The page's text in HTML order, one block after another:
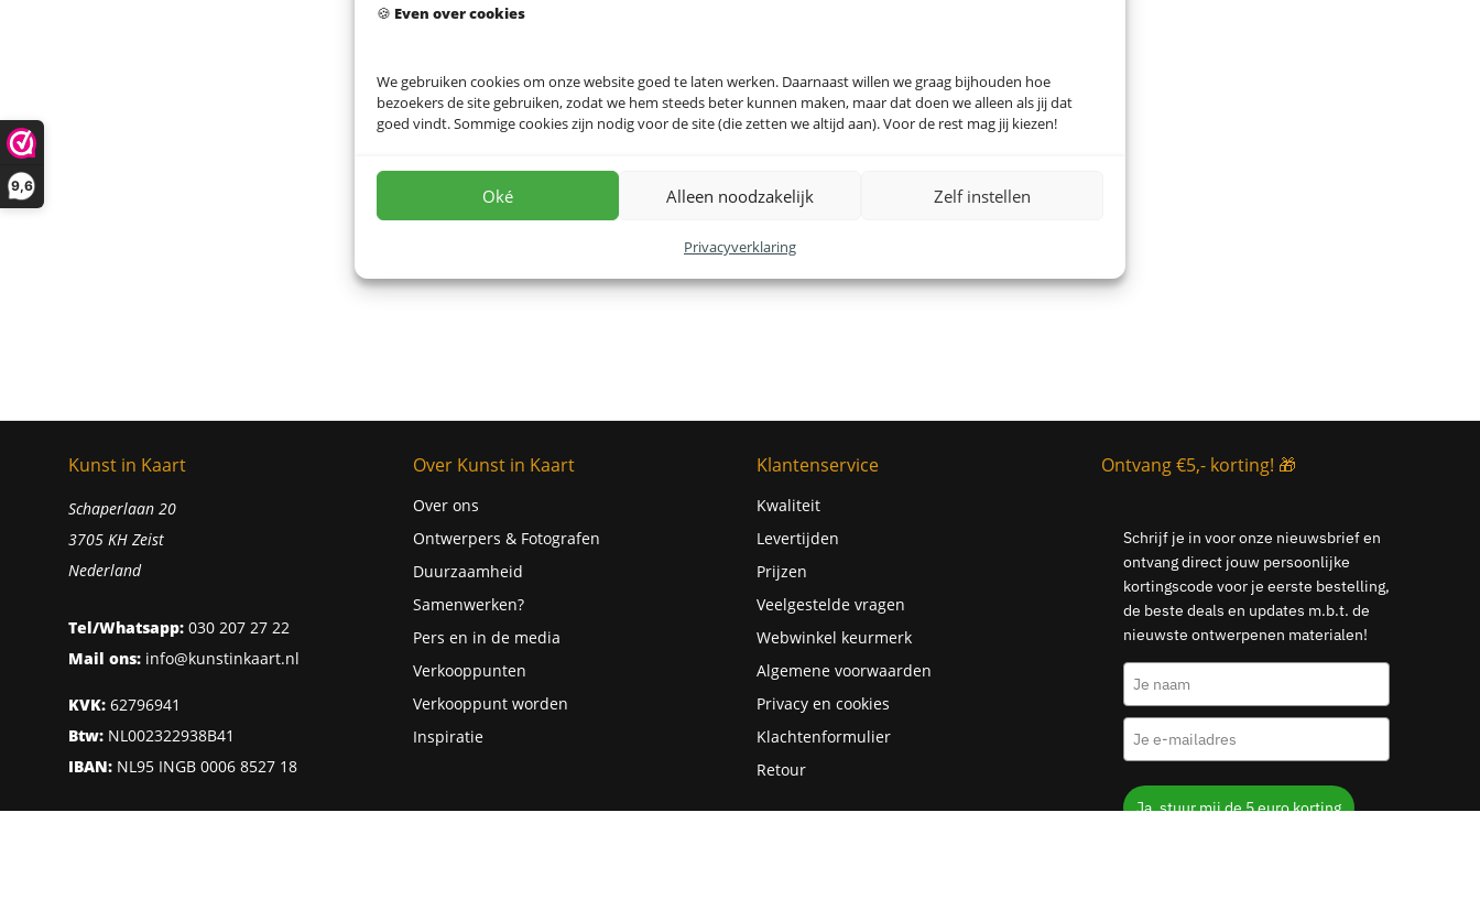
9,6
🍪 Even over cookies
We gebruiken cookies om onze website goed te laten werken. Daarnaast willen we graag bijhouden hoe
bezoekers de site gebruiken, zodat we hem steeds beter kunnen maken, maar dat doen we alleen als jij dat
goed vindt. Sommige cookies zijn nodig voor de site (die zetten we altijd aan). Voor de rest mag jij kiezen!
Oké Alleen noodzakelijk Zelf instellen
Privacyverklaring
Kunst in Kaart
Schaperlaan 20
3705 KH Zeist
Nederland
Tel/Whatsapp: 030 207 27 22
Mail ons: info@kunstinkaart.nl
KVK: 62796941
Btw: NL002322938B41
IBAN: NL95 INGB 0006 8527 18
Over Kunst in Kaart
Over ons
Ontwerpers & Fotografen
Duurzaamheid
Samenwerken?
Pers en in de media
Verkooppunten
Verkooppunt worden
Inspiratie
Klantenservice
Kwaliteit
Levertijden
Prijzen
Veelgestelde vragen
Webwinkel keurmerk
Algemene voorwaarden
Privacy en cookies
Klachtenformulier
Retour
Ontvang €5,- korting! 🎁
Schrijf je in voor onze nieuwsbrief en
ontvang direct jouw persoonlijke
kortingscode voor je eerste bestelling,
de beste deals en updates m.b.t. de
nieuwste ontwerpenen materialen!
Ja, stuur mij de 5 euro korting